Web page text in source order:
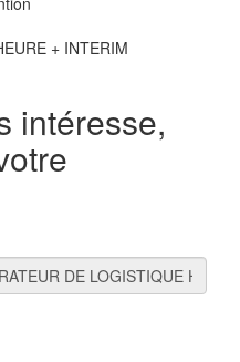
+ INTERIM
intéresse,